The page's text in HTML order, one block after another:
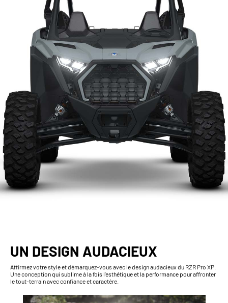
UN DESIGN AUDACIEUX
Affirmez votre style et démarquez-vous avec le design audacieux du RZR Pro XP.
Une conception qui sublime à la fois l’esthétique et la performance pour affronter
le tout-terrain avec confiance et caractère.